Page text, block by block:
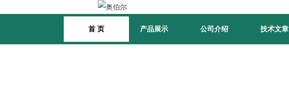
首 页 产品展示 公司介绍 技术文章